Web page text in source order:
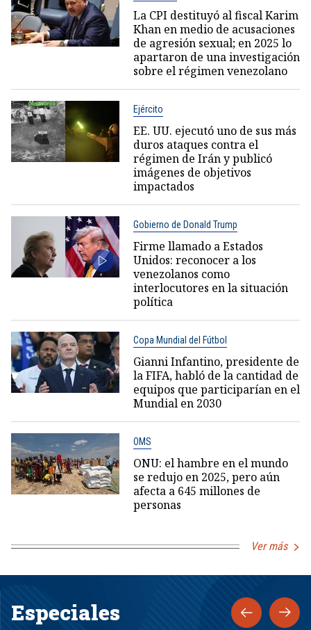
La CPI destituyó al fiscal Karim
Khan en medio de acusaciones
de agresión sexual; en 2025 lo
apartaron de una investigación
sobre el régimen venezolano
Ejército
EE. UU. ejecutó uno de sus más
duros ataques contra el
régimen de Irán y publicó
imágenes de objetivos
impactados
Gobierno de Donald Trump
Firme llamado a Estados
Unidos: reconocer a los
venezolanos como
interlocutores en la situación
política
Copa Mundial del Fútbol
Gianni Infantino, presidente de
la FIFA, habló de la cantidad de
equipos que participarían en el
Mundial en 2030
OMS
ONU: el hambre en el mundo
se redujo en 2025, pero aún
afecta a 645 millones de
personas
Ver más
Especiales